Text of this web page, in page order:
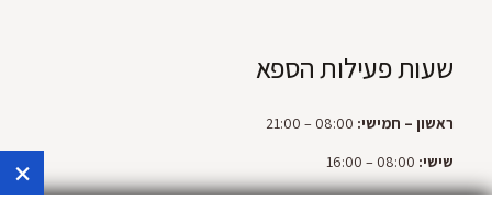
שעות פעילות הספא
ראשון – חמישי:
שישי:
×